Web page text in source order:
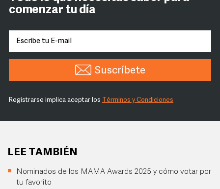
comenzar tu día
Suscríbete
Registrarse implica aceptar los Términos y Condiciones
LEE TAMBIÉN
Nominados de los MAMA Awards 2025 y cómo votar por
tu favorito